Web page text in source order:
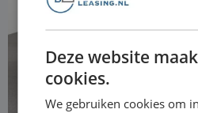
Deze website
cookies.
We gebruiken cookies om